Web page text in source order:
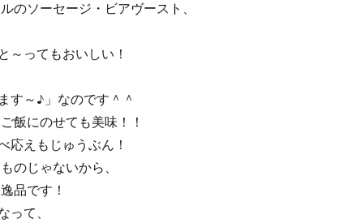
ソーセージ・ビアヴースト、
ってもおいしい！
～♪」なのです＾＾
飯にのせても美味！！
えもじゅうぶん！
のじゃないから、
品です！
って、